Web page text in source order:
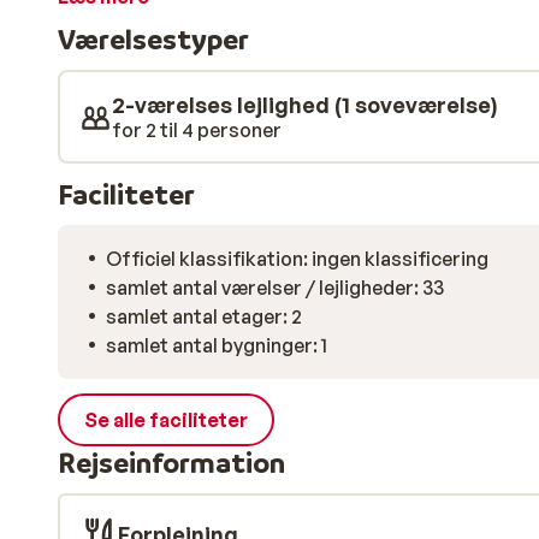
lave mad selv? Der er også flere restauranter i
Værelsestyper
2-værelses lejlighed (1 soveværelse)
for 2 til 4 personer
Faciliteter
Officiel klassifikation: ingen klassificering
samlet antal værelser / lejligheder: 33
samlet antal etager: 2
samlet antal bygninger: 1
Se alle faciliteter
Rejseinformation